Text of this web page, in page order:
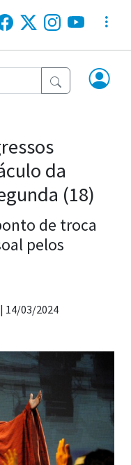
da
(18)
de troca
pelos
14/03/2024